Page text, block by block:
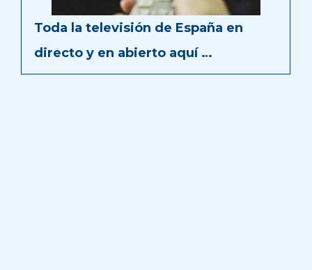
Toda la televisión de España en
directo y en abierto aquí …